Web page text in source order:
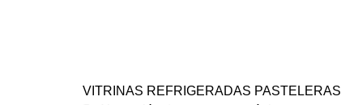
VITRINAS REFRIGERADAS PASTELERAS